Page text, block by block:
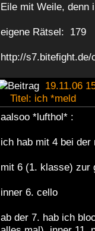
Eile mit Weile, denn
eigene Rätsel: 179
http://s7.bitefight.de/
19.11.06
Titel: ich *meld
aalsoo *lufthol* :
ich hab mit 4 bei der
mit 6 (1. klasse) zur
inner 6. cello
ab der 7. hab ich